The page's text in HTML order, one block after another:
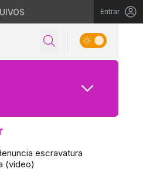
Entrar
escravatura
(vídeo)